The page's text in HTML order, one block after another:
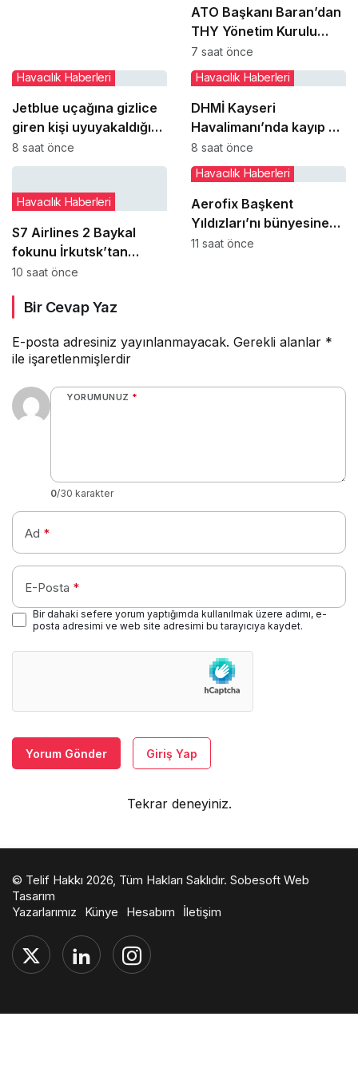
ATO Başkanı Baran’dan
THY Yönetim Kurulu
Başkanı Şeker’e ziyaret
7 saat önce
Jetblue uçağına gizlice
giren kişi uyuyakaldığı
tuvalette yakalandı
Havacılık Haberleri
8 saat önce
DHMİ Kayseri
Havalimanı’nda kayıp ve
buluntu altın gümüş ve
değerli taşları satışa
çıkaracak
Havacılık Haberleri
8 saat önce
S7 Airlines 2 Baykal
fokunu İrkutsk’tan
Moskova’ya taşıdı
Havacılık Haberleri
10 saat önce
Aerofix Başkent
Yıldızları’nı bünyesine
katıyor
Havacılık Haberleri
11 saat önce
Bir Cevap Yaz
E-posta adresiniz yayınlanmayacak. Gerekli alanlar *
ile işaretlenmişlerdir
YORUMUNUZ *
0/30 karakter
Ad *
E-Posta *
Bir dahaki sefere yorum yaptığımda kullanılmak üzere adımı, e-
posta adresimi ve web site adresimi bu tarayıcıya kaydet.
Yorum Gönder Giriş Yap
Tekrar deneyiniz.
© Telif Hakkı 2026, Tüm Hakları Saklıdır. Sobesoft Web
Tasarım
Yazarlarımız
Künye Hesabım İletişim